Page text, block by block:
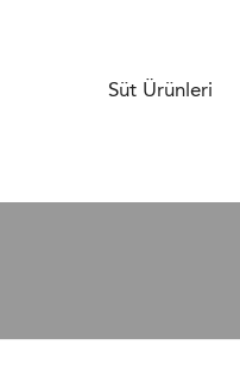
Süt Ürünleri